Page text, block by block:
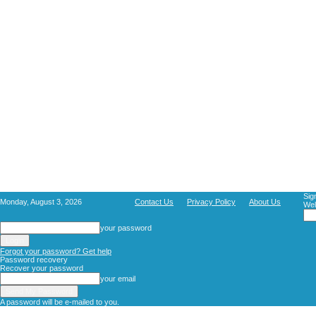
Monday, August 3, 2026 Contact Us Privacy Policy About Us
your password
Forgot your password? Get help
Password recovery
Recover your password
your email
A password will be e-mailed to you.